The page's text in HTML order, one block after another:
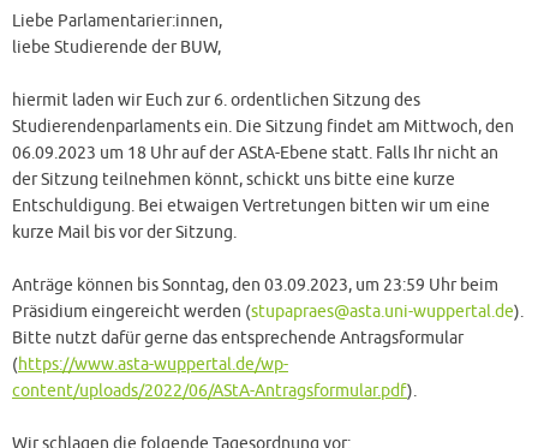
Liebe Parlamentarier:innen,
liebe Studierende der BUW,
hiermit laden wir Euch zur 6. ordentlichen Sitzung des
Studierendenparlaments ein. Die Sitzung findet am Mittwoch, den
06.09.2023 um 18 Uhr auf der AStA-Ebene statt. Falls Ihr nicht an
der Sitzung teilnehmen könnt, schickt uns bitte eine kurze
Entschuldigung. Bei etwaigen Vertretungen bitten wir um eine
kurze Mail bis vor der Sitzung.
Anträge können bis Sonntag, den 03.09.2023, um 23:59 Uhr beim
Präsidium eingereicht werden (stupapraes@asta.uni-wuppertal.de).
Bitte nutzt dafür gerne das entsprechende Antragsformular
(https://www.asta-wuppertal.de/wp-
content/uploads/2022/06/AStA-Antragsformular.pdf).
Wir schlagen die folgende Tagesordnung vor: